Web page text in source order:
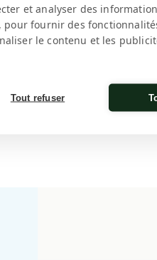
et analyser des
fournir des
le contenu et les
Tout refuser
la
pièces
automatique
perdre en
en
de votre